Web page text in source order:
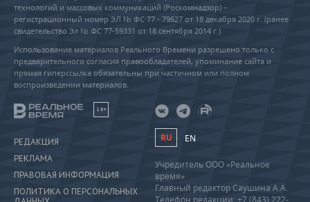
технологий и массовых коммуникаций (Роскомнадзор) –
регистрационный номер ЭЛ № ФС 77 - 79627 от 18 декабря 2020 г. (ранее
свидетельство Эл № ФС 77-59331 от 18 сентября 2014 г.)
Использование материалов Реального Времени разрешено только с
предварительного согласия правообладателей, упоминание сайта и
прямая гиперссылка обязательны при частичном или полном
воспроизведении материалов.
18+
РЕДАКЦИЯ
РЕКЛАМА
ПРАВОВАЯ ИНФОРМАЦИЯ
ПОЛИТИКА О ПЕРСОНАЛЬНЫХ
RU EN
Учредитель ООО «Реальное
время»
Главный редактор Саушина А.А.
Телефон редакции: +7 (843) 222-